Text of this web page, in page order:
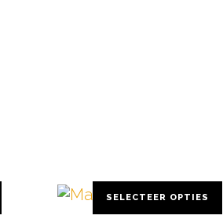
SELECTEER OPTIES